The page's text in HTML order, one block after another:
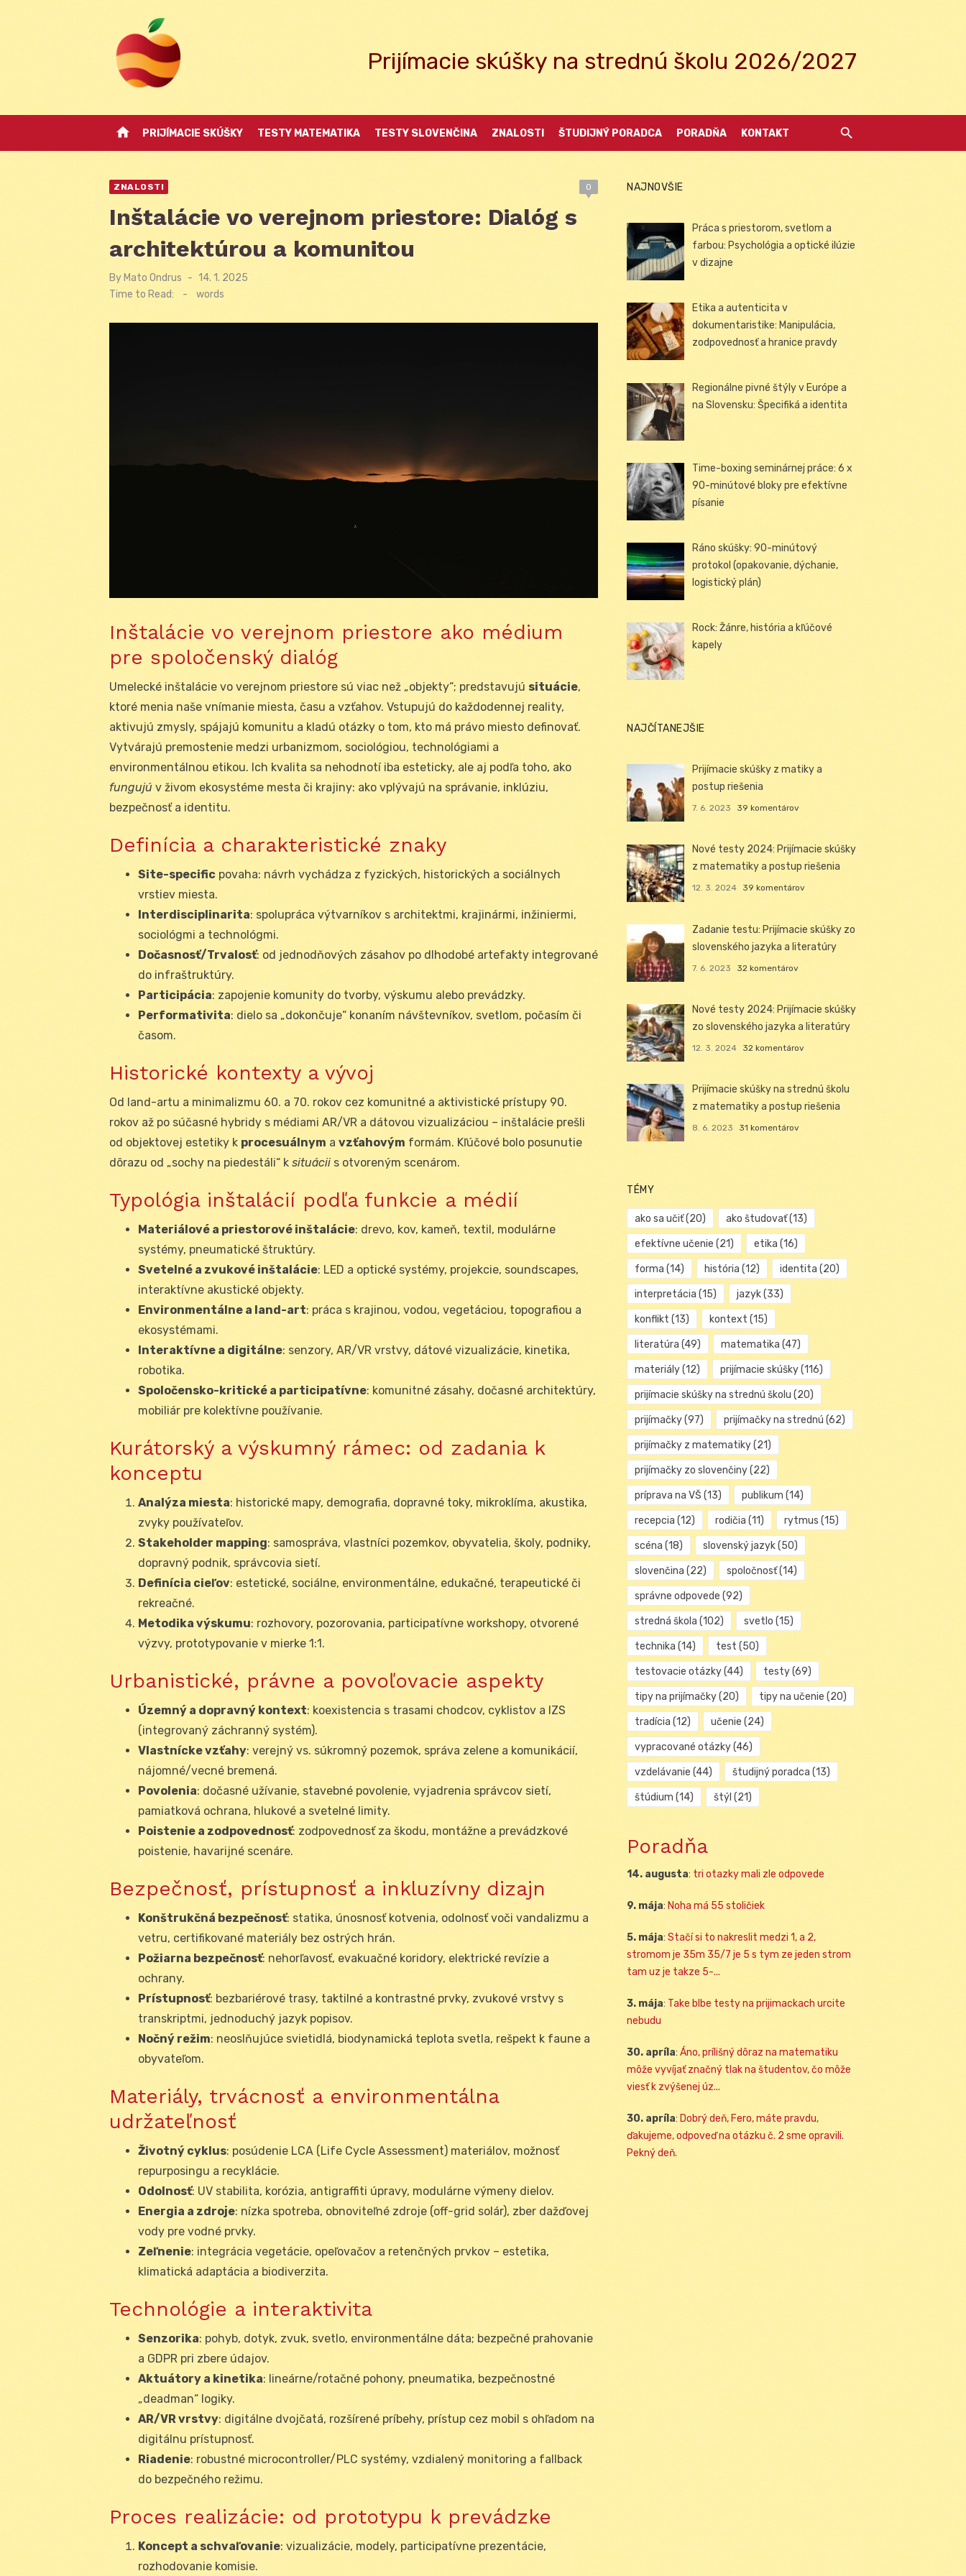
Prijímacie skúšky na strednú školu 2026/2027
home PRIJÍMACIE SKÚŠKY TESTY MATEMATIKA TESTY SLOVENČINA ZNALOSTI ŠTUDIJNÝ PORADCA PORADŇA KONTAKT
ZNALOSTI 0
Inštalácie vo verejnom priestore: Dialóg s
architektúrou a komunitou
By Mato Ondrus
Posted
on
14. 1. 2025
Time to Read:
- words
Inštalácie vo verejnom priestore ako médium
pre spoločenský dialóg
Umelecké inštalácie vo verejnom priestore sú viac než „objekty“; predstavujú situácie,
ktoré menia naše vnímanie miesta, času a vzťahov. Vstupujú do každodennej reality,
aktivujú zmysly, spájajú komunitu a kladú otázky o tom, kto má právo miesto definovať.
Vytvárajú premostenie medzi urbanizmom, sociológiou, technológiami a
environmentálnou etikou. Ich kvalita sa nehodnotí iba esteticky, ale aj podľa toho, ako
fungujú v živom ekosystéme mesta či krajiny: ako vplývajú na správanie, inklúziu,
bezpečnosť a identitu.
Definícia a charakteristické znaky
Site-specific povaha: návrh vychádza z fyzických, historických a sociálnych
vrstiev miesta.
Interdisciplinarita: spolupráca výtvarníkov s architektmi, krajinármi, inžiniermi,
sociológmi a technológmi.
Dočasnosť/Trvalosť: od jednodňových zásahov po dlhodobé artefakty integrované
do infraštruktúry.
Participácia: zapojenie komunity do tvorby, výskumu alebo prevádzky.
Performativita: dielo sa „dokončuje“ konaním návštevníkov, svetlom, počasím či
časom.
Historické kontexty a vývoj
Od land-artu a minimalizmu 60. a 70. rokov cez komunitné a aktivistické prístupy 90.
rokov až po súčasné hybridy s médiami AR/VR a dátovou vizualizáciou – inštalácie prešli
od objektovej estetiky k procesuálnym a vzťahovým formám. Kľúčové bolo posunutie
dôrazu od „sochy na piedestáli“ k situácii s otvoreným scenárom.
Typológia inštalácií podľa funkcie a médií
Materiálové a priestorové inštalácie: drevo, kov, kameň, textil, modulárne
systémy, pneumatické štruktúry.
Svetelné a zvukové inštalácie: LED a optické systémy, projekcie, soundscapes,
interaktívne akustické objekty.
Environmentálne a land-art: práca s krajinou, vodou, vegetáciou, topografiou a
ekosystémami.
Interaktívne a digitálne: senzory, AR/VR vrstvy, dátové vizualizácie, kinetika,
robotika.
Spoločensko-kritické a participatívne: komunitné zásahy, dočasné architektúry,
mobiliár pre kolektívne používanie.
Kurátorský a výskumný rámec: od zadania k
konceptu
Analýza miesta: historické mapy, demografia, dopravné toky, mikroklíma, akustika,
zvyky používateľov.
Stakeholder mapping: samospráva, vlastníci pozemkov, obyvatelia, školy, podniky,
dopravný podnik, správcovia sietí.
Definícia cieľov: estetické, sociálne, environmentálne, edukačné, terapeutické či
rekreačné.
Metodika výskumu: rozhovory, pozorovania, participatívne workshopy, otvorené
výzvy, prototypovanie v mierke 1:1.
Urbanistické, právne a povoľovacie aspekty
Územný a dopravný kontext: koexistencia s trasami chodcov, cyklistov a IZS
(integrovaný záchranný systém).
Vlastnícke vzťahy: verejný vs. súkromný pozemok, správa zelene a komunikácií,
nájomné/vecné bremená.
Povolenia: dočasné užívanie, stavebné povolenie, vyjadrenia správcov sietí,
pamiatková ochrana, hlukové a svetelné limity.
Poistenie a zodpovednosť: zodpovednosť za škodu, montážne a prevádzkové
poistenie, havarijné scenáre.
Bezpečnosť, prístupnosť a inkluzívny dizajn
Konštrukčná bezpečnosť: statika, únosnosť kotvenia, odolnosť voči vandalizmu a
vetru, certifikované materiály bez ostrých hrán.
Požiarna bezpečnosť: nehorľavosť, evakuačné koridory, elektrické revízie a
ochrany.
Prístupnosť: bezbariérové trasy, taktilné a kontrastné prvky, zvukové vrstvy s
transkriptmi, jednoduchý jazyk popisov.
Nočný režim: neoslňujúce svietidlá, biodynamická teplota svetla, rešpekt k faune a
obyvateľom.
Materiály, trvácnosť a environmentálna
udržateľnosť
Životný cyklus: posúdenie LCA (Life Cycle Assessment) materiálov, možnosť
repurposingu a recyklácie.
Odolnosť: UV stabilita, korózia, antigraffiti úpravy, modulárne výmeny dielov.
Energia a zdroje: nízka spotreba, obnoviteľné zdroje (off-grid solár), zber dažďovej
vody pre vodné prvky.
Zeľnenie: integrácia vegetácie, opeľovačov a retenčných prvkov – estetika,
klimatická adaptácia a biodiverzita.
Technológie a interaktivita
Senzorika: pohyb, dotyk, zvuk, svetlo, environmentálne dáta; bezpečné prahovanie
a GDPR pri zbere údajov.
Aktuátory a kinetika: lineárne/rotačné pohony, pneumatika, bezpečnostné
„deadman“ logiky.
AR/VR vrstvy: digitálne dvojčatá, rozšírené príbehy, prístup cez mobil s ohľadom na
digitálnu prístupnosť.
Riadenie: robustné microcontroller/PLC systémy, vzdialený monitoring a fallback
do bezpečného režimu.
Proces realizácie: od prototypu k prevádzke
Koncept a schvaľovanie: vizualizácie, modely, participatívne prezentácie,
rozhodovanie komisie.
NAJNOVŠIE
Práca s priestorom, svetlom a
farbou: Psychológia a optické ilúzie
v dizajne
Etika a autenticita v
dokumentaristike: Manipulácia,
zodpovednosť a hranice pravdy
Regionálne pivné štýly v Európe a
na Slovensku: Špecifiká a identita
Time-boxing seminárnej práce: 6 x
90-minútové bloky pre efektívne
písanie
Ráno skúšky: 90-minútový
protokol (opakovanie, dýchanie,
logistický plán)
Rock: Žánre, história a kľúčové
kapely
NAJČÍTANEJŠIE
Prijímacie skúšky z matiky a
postup riešenia
7. 6. 2023 39 komentárov
Nové testy 2024: Prijímacie skúšky
z matematiky a postup riešenia
12. 3. 2024 39 komentárov
Zadanie testu: Prijímacie skúšky zo
slovenského jazyka a literatúry
7. 6. 2023 32 komentárov
Nové testy 2024: Prijímacie skúšky
zo slovenského jazyka a literatúry
12. 3. 2024 32 komentárov
Prijímacie skúšky na strednú školu
z matematiky a postup riešenia
8. 6. 2023 31 komentárov
TÉMY
ako sa učiť(20) ako študovať(13)
efektívne učenie (21) etika (16)
forma (14) história (12) identita (20)
interpretácia (15) jazyk(33)
konflikt (13) kontext (15)
literatúra (49) matematika (47)
materiály(12) prijímacie skúšky(116)
prijímacie skúšky na strednú školu (20)
prijímačky(97) prijímačky na strednú (62)
prijímačky z matematiky(21)
prijímačky zo slovenčiny(22)
príprava na VŠ (13) publikum (14)
recepcia (12) rodičia (11) rytmus (15)
scéna (18) slovenský jazyk(50)
slovenčina (22) spoločnosť(14)
správne odpovede (92)
stredná škola (102) svetlo (15)
technika (14) test (50)
testovacie otázky(44) testy(69)
tipy na prijímačky(20) tipy na učenie (20)
tradícia (12) učenie (24)
vypracované otázky(46)
vzdelávanie (44) študijný poradca (13)
štúdium (14) štýl (21)
Poradňa
14. augusta: tri otazky mali zle odpovede
9. mája: Noha má 55 stoličiek
5. mája: Stačí si to nakreslit medzi 1, a 2,
stromom je 35m 35/7 je 5 s tym ze jeden strom
tam uz je takze 5-...
3. mája: Take blbe testy na prijimackach urcite
nebudu
30. apríla: Áno, prílišný dôraz na matematiku
môže vyvíjať značný tlak na študentov, čo môže
viesť k zvýšenej úz...
30. apríla: Dobrý deň, Fero, máte pravdu,
ďakujeme, odpoveď na otázku č. 2 sme opravili.
Pekný deň.